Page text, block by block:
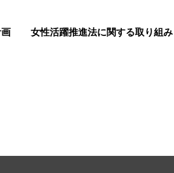
女性活躍推進法に関する取り組み